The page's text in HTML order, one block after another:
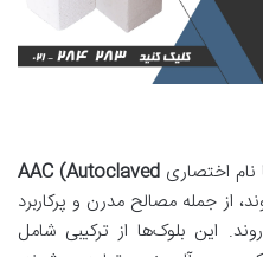
نام اختصاری AAC (Autoclaved
از جمله مصالح مدرن و پرکاربرد
این بلوک‌ها از ترکیبی شامل